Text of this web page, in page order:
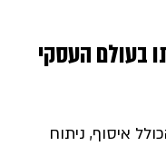
בעולם העסקי
איסוף, ניתוח